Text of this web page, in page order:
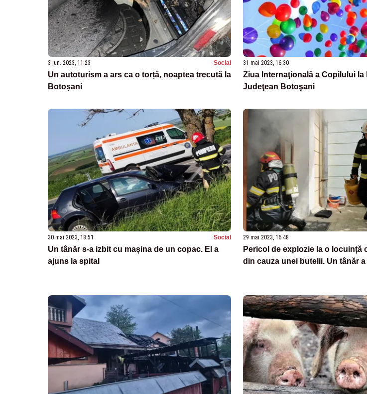
3 iun. 2023, 11:23 Social
Un autoturism a ars ca o torță, noaptea trecută la
Botoșani
31 mai 2023, 16:30
Ziua Internaţională a Copilului la
Judeţean Botoşani
30 mai 2023, 18:51 Social
Un tânăr s-a izbit cu mașina de un copac. El a
ajuns la spital
29 mai 2023, 16:48
Pericol de explozie la o locuință
din cauza unei